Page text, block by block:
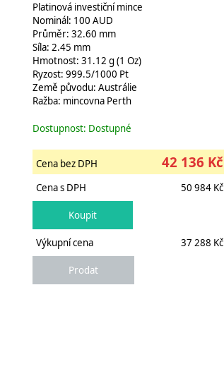
Platinová investiční mince
Nominál: 100 AUD
Průměr: 32.60 mm
Síla: 2.45 mm
Hmotnost: 31.12 g (1 Oz)
Ryzost: 999.5/1000 Pt
Země původu: Austrálie
Ražba: mincovna Perth
Dostupnost: Dostupné
Cena bez DPH 42 136 Kč
Cena s DPH
50 984 Kč
Výkupní cena 37 288 Kč